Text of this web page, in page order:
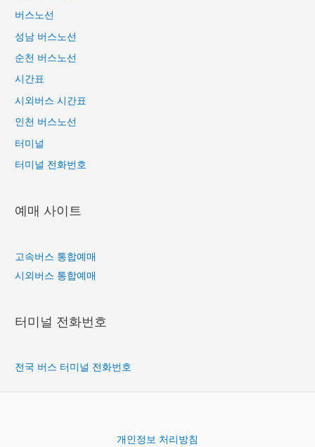
버스노선
성남 버스노선
순천 버스노선
시간표
시외버스 시간표
인천 버스노선
터미널
터미널 전화번호
예매 사이트
고속버스 통합예매
시외버스 통합예매
터미널 전화번호
전국 버스 터미널 전화번호
개인정보 처리방침